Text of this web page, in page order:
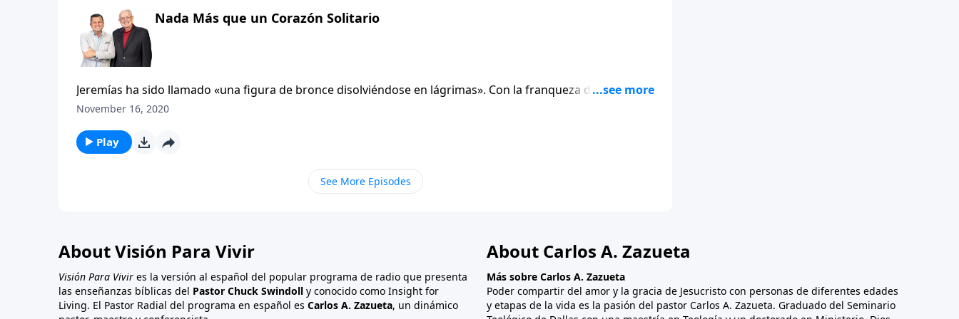
Nada Más que un Corazón Solitario
Jeremías ha sido llamado «una figura de bronce disolviéndose en lágrimas». Con la franqueza de un niño,
el profeta libremente revela su honesta respuesta. Él lamenta la difícil situación de Jerusalén y solloza en
invasión babilónica. En este primer capítulo de Lamentaciones la ciudad cuenta su historia de aflicción y
luego se dirige a los transeúntes suplicando consuelo. Entretejido en la tela de estos versículos hay hilos
muy frágiles de significado mesiánico que no deben ser pasados por alto.
November 16, 2020
Play
See More Episodes
About Visión Para Vivir
Visión Para Vivir es la versión al español del popular programa de radio que presenta
las enseñanzas bíblicas del Pastor Chuck Swindoll y conocido como Insight for
Living. El Pastor Radial del programa en español es Carlos A. Zazueta, un dinámico
About Carlos A. Zazueta
Más sobre Carlos A. Zazueta
Poder compartir del amor y la gracia de Jesucristo con personas de diferentes edades
y etapas de la vida es la pasión del pastor Carlos A. Zazueta. Graduado del Seminario